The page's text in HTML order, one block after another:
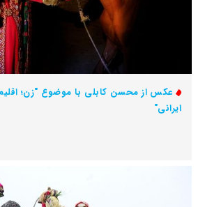
عکس از محسن کابلی با موضوع "زن؛
ایرانی"